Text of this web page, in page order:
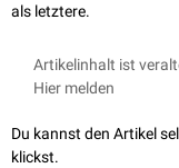
als letztere.
Artikelinhalt ist
Hier melden
Du kannst den Artikel
klickst.